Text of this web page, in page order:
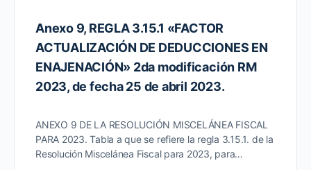
Anexo 9, REGLA 3.15.1 «FACTOR
ACTUALIZACIÓN DE DEDUCCIONES EN
ENAJENACIÓN» 2da modificación RM
2023, de fecha 25 de abril 2023.
ANEXO 9 DE LA RESOLUCIÓN MISCELÁNEA FISCAL
PARA 2023. Tabla a que se refiere la regla 3.15.1. de la
Resolución Miscelánea Fiscal para 2023, para…